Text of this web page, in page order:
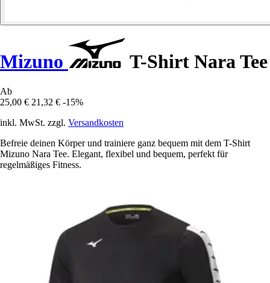
Mizuno T-Shirt Nara Tee
Ab
25,00 € 21,32 € -15%
inkl. MwSt. zzgl. Versandkosten
Befreie deinen Körper und trainiere ganz bequem mit dem T-Shirt
Mizuno Nara Tee. Elegant, flexibel und bequem, perfekt für
regelmäßiges Fitness.